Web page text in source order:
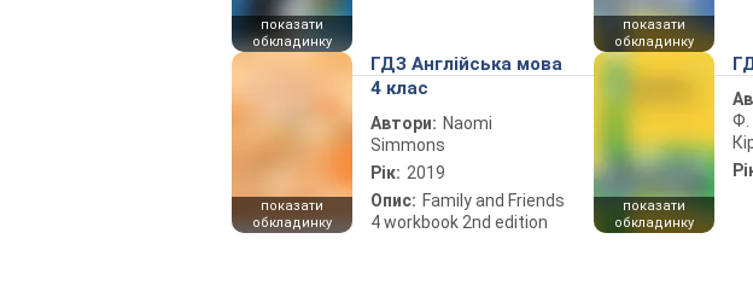
показати
обкладинку
показати
обкладинку
показати
обкладинку
ГДЗ Англійська мова
4 клас
Автори: Naomi
Simmons
Рік: 2019
Опис: Family and Friends
4 workbook 2nd edition
показати
обкладинку
Ф.